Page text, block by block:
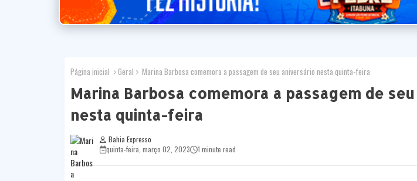
Página inicial Geral Marina Barbosa comemora a passagem de seu aniversário nesta quinta-feira
Marina Barbosa comemora a passagem de
nesta quinta-feira
Bahia Expresso
quinta-feira, março 02, 2023
1 minute read